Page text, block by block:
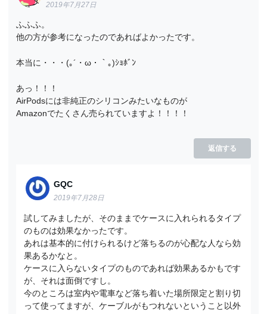
2019年7月27日
ふふふ。
他の方が参考になったのであればよかったです。
本当に・・・(｡´・ω・｀｡)ｼｮﾎﾞﾝ
あっ！！！
AirPodsには非純正のシリコンみたいなものが
Amazonでたくさん売られていますよ！！！！
返信する
GQC
2019年7月28日
試してみましたが、そのままでケースに入れられるタイプ
のものは効果なかったです。
あれは基本的に付けられるけど落ちるのが心配な人なら効
果あるかなと。
ケースに入らないタイプのものであれば効果あるかもです
が、それは面倒ですし。
今のところは室内や電車など落ち着いた場所限定と割り切
って使ってますが、ケーブルがもつれないということ以外